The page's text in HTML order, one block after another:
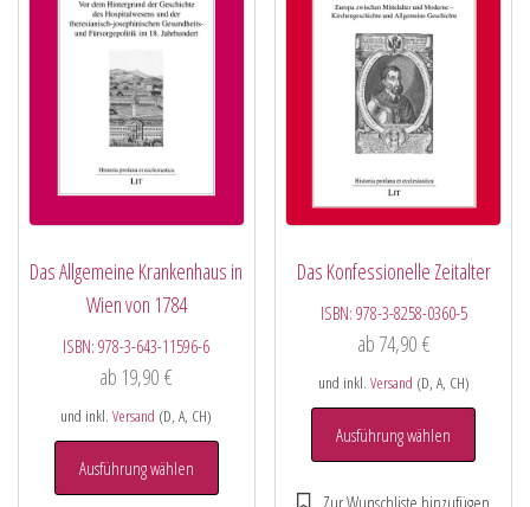
Das Allgemeine Krankenhaus in
Wien von 1784
ISBN:978-3-643-11596-6
ab 19,90€
und inkl.Versand (D, A, CH)
Ausführung wählen
Das Konfessionelle Zeitalter
ISBN: 978-3-8258-0360-5
ab 74,90 €
und inkl. Versand (D, A, CH)
Ausführung wählen